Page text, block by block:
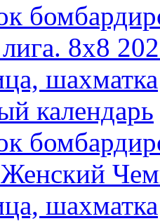
8x8
шахматка
календарь
шахматка